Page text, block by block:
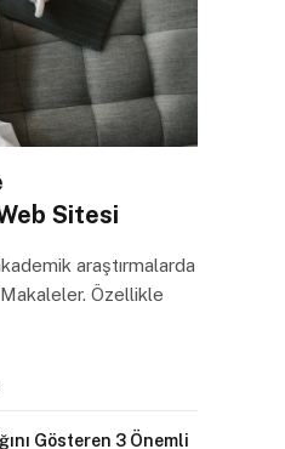
Sitesi
araştırmalarda
Özellikle
Gösteren 3 Önemli